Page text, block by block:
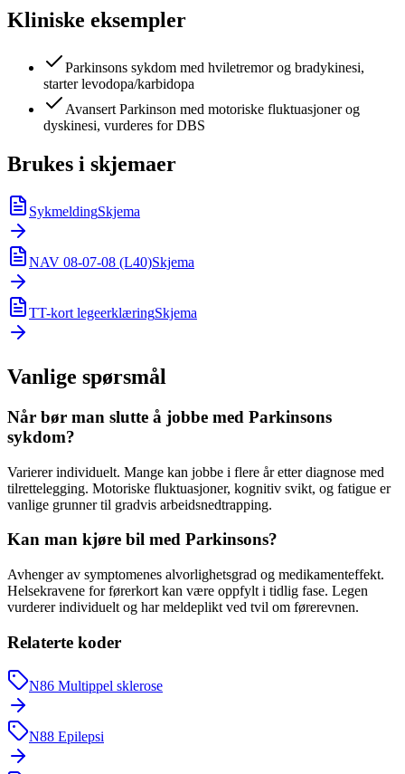
Kliniske eksempler
Parkinsons sykdom med hviletremor og bradykinesi,
starter levodopa/karbidopa
Avansert Parkinson med motoriske fluktuasjoner og
dyskinesi, vurderes for DBS
Brukes i skjemaer
SykmeldingSkjema
NAV 08-07-08 (L40)Skjema
TT-kort legeerklæringSkjema
Vanlige spørsmål
Når bør man slutte å jobbe med Parkinsons
sykdom?
Varierer individuelt. Mange kan jobbe i flere år etter diagnose med
tilrettelegging. Motoriske fluktuasjoner, kognitiv svikt, og fatigue er
vanlige grunner til gradvis arbeidsnedtrapping.
Kan man kjøre bil med Parkinsons?
Avhenger av symptomenes alvorlighetsgrad og medikamenteffekt.
Helsekravene for førerkort kan være oppfylt i tidlig fase. Legen
vurderer individuelt og har meldeplikt ved tvil om førerevnen.
Relaterte koder
N86 Multippel sklerose
N88 Epilepsi